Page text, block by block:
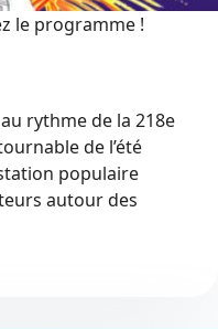
le programme !
rythme de la 218e
de l’été
populaire
autour des